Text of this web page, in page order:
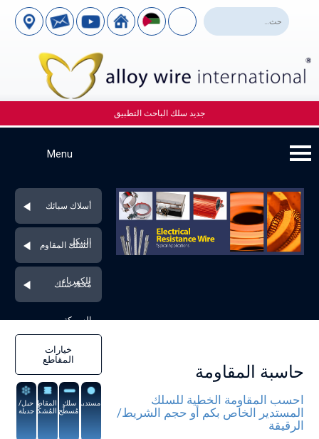
جديد سلك الباحث التطبيق
أسلاك سبائك
النيكل
السلك المقاوم
للكهرباء
مُحدد سلك
السبيكة
حاسبة المقاومة
احسب المقاومة الخطية للسلك
المستدير الخاص بكم أو حجم الشريط/
الرقيقة
خيارات
المقاطع
مستدير
سلك
مُسطَّح
المقاطع
المُشكَّلة
حبل/
جديلة